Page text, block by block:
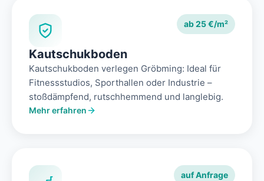
ab 25 €/m²
Kautschukboden
Kautschukboden verlegen Gröbming: Ideal für
Fitnessstudios, Sporthallen oder Industrie –
stoßdämpfend, rutschhemmend und langlebig.
Mehr erfahren
auf Anfrage